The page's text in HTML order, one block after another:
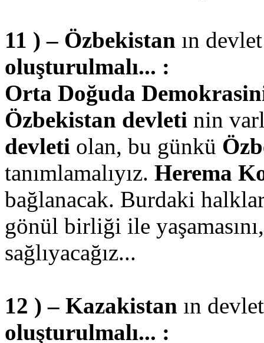
11 ) – Özbekistan ın
oluşturulmalı... :
Orta Doğuda
Özbekistan devleti nin
devleti olan, bu günkü
tanımlamalıyız. Herema
bağlanacak. Burdaki
gönül birliği ile
sağlıyacağız...
12 ) – Kazakistan ın
oluşturulmalı... :